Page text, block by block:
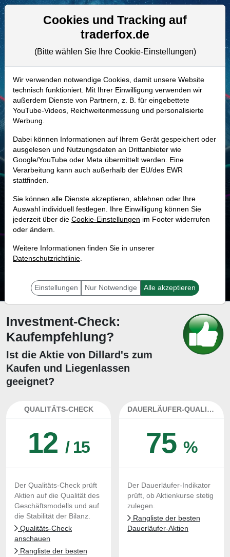
Aktien- und Artikelsuche
861569 | DDS–Dillard's Aktie
Realtime-Aktienkurs:
-
-
Marktkapitalisierung 9,62 Mrd. USD
Unternehmenswert 8,76 Mrd. USD
MONKEY-TRADER INDIKATOR
46.5 %
Mit 46.5 % Wahrscheinlichkeit wird selbst der unglücklichst agierende Trader
Investment-Check:
Kaufempfehlung?
Ist die Aktie von Dillard's zum
Kaufen und Liegenlassen
geeignet?
QUALITÄTS-CHECK
12 / 15
Der Qualitäts-Check prüft
Aktien auf die Qualität des
Geschäftsmodells und auf
die Stabilität der Bilanz.
Qualitäts-Check
anschauen
Rangliste der besten
DAUERLÄUFER-QUALITÄTEN
75%
Der Dauerläufer-Indikator
prüft, ob Aktienkurse stetig
zulegen.
Rangliste der besten
Dauerläufer-Aktien
Cookies und Tracking auf
traderfox.de
(Bitte wählen Sie Ihre Cookie-Einstellungen)
Wir verwenden notwendige Cookies, damit unsere Website
technisch funktioniert. Mit Ihrer Einwilligung verwenden wir
außerdem Dienste von Partnern, z. B. für eingebettete
YouTube-Videos, Reichweitenmessung und personalisierte
Werbung.
Dabei können Informationen auf Ihrem Gerät gespeichert oder
ausgelesen und Nutzungsdaten an Drittanbieter wie
Google/YouTube oder Meta übermittelt werden. Eine
Verarbeitung kann auch außerhalb der EU/des EWR
stattfinden.
Sie können alle Dienste akzeptieren, ablehnen oder Ihre
Auswahl individuell festlegen. Ihre Einwilligung können Sie
jederzeit über die Cookie-Einstellungen im Footer widerrufen
oder ändern.
Weitere Informationen finden Sie in unserer
Datenschutzrichtlinie.
Einstellungen Nur Notwendige Alle akzeptieren